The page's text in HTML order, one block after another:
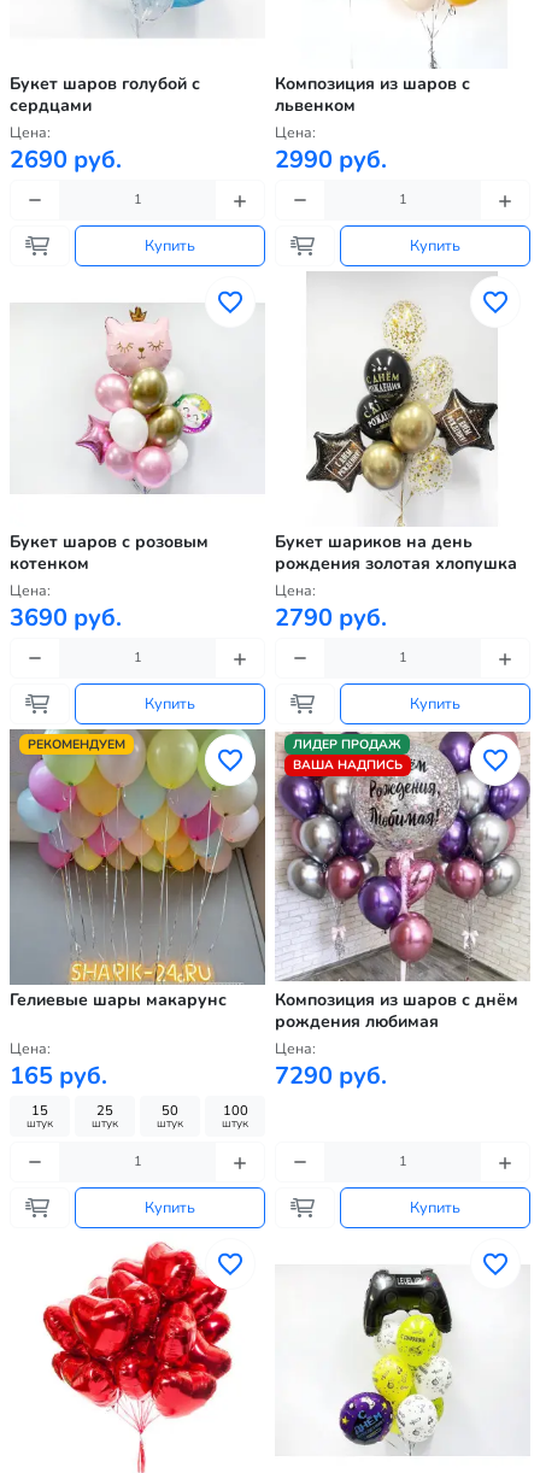
Букет шаров голубой с
сердцами
Цена:
2690 руб.
Купить
Композиция из шаров с
львенком
Цена:
2990 руб.
Купить
Букет шаров с розовым
котенком
Цена:
3690 руб.
Купить
Букет шариков на день
рождения золотая хлопушка
Цена:
2790 руб.
Купить
РЕКОМЕНДУЕМ
Гелиевые шары макарунс
Цена:
165 руб.
15
штук
25
штук
50
штук
100
штук
Купить
ЛИДЕР ПРОДАЖ
ВАША НАДПИСЬ
Композиция из шаров с днём
рождения любимая
Цена:
7290 руб.
Купить